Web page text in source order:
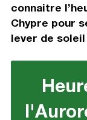
connaitre
Chypre pour
lever de soleil